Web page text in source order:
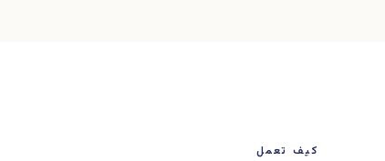
كيف تعمل